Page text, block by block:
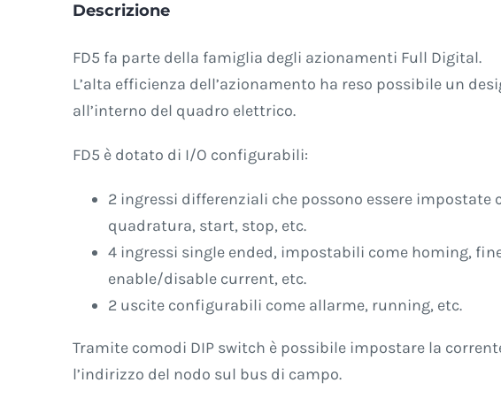
Descrizione
FD5 fa parte della famiglia degli azionamenti Full Digital.
L’alta efficienza dell’azionamento ha reso possibile un
all’interno del quadro elettrico.
FD5 è dotato di I/O configurabili:
2 ingressi differenziali che possono essere impostate
quadratura, start, stop, etc.
4 ingressi single ended, impostabili come homing,
enable/disable current, etc.
2 uscite configurabili come allarme, running, etc.
Tramite comodi DIP switch è possibile impostare la
l’indirizzo del nodo sul bus di campo.